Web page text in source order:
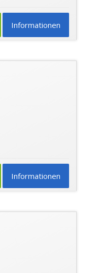
Informationen
Informationen